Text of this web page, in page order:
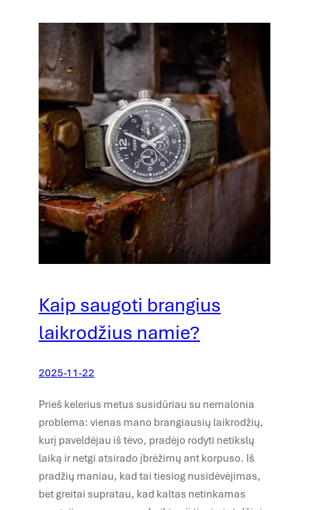
Kaip saugoti brangius
laikrodžius namie?
2025-11-22
Prieš kelerius metus susidūriau su nemalonia
problema: vienas mano brangiausių laikrodžių,
kurį paveldėjau iš tėvo, pradėjo rodyti netikslų
laiką ir netgi atsirado įbrėžimų ant korpuso. Iš
pradžių maniau, kad tai tiesiog nusidėvėjimas,
bet greitai supratau, kad kaltas netinkamas